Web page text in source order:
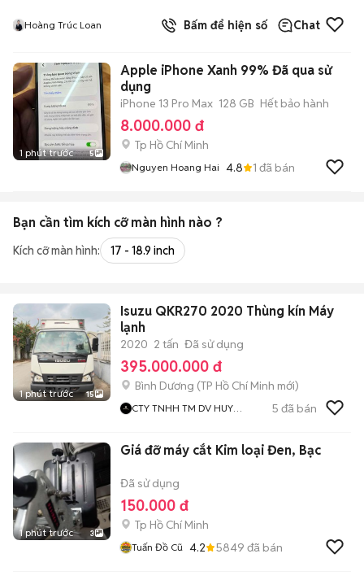
Hoàng Trúc Loan Bấm để hiện số Chat
1 phút trước 5
Apple iPhone Xanh 99% Đã qua sử
dụng
iPhone 13 Pro Max 128 GB Hết bảo hành
8.000.000 đ
Tp Hồ Chí Minh
Nguyen Hoang Hai 4.8 1 đã bán
Bạn cần tìm kích cỡ màn hình nào ?
Kích cỡ màn hình: 17 - 18.9 inch
1 phút trước 15
Isuzu QKR270 2020 Thùng kín Máy
lạnh
2020 2 tấn Đã sử dụng
395.000.000 đ
Bình Dương (TP Hồ Chí Minh mới)
CTY TNHH TM DV HUY
5 đã bán
1 phút trước 3
Giá đỡ máy cắt Kim loại Đen, Bạc
Đã sử dụng
150.000 đ
Tp Hồ Chí Minh
Tuấn Đồ Cũ 4.2 5849 đã bán